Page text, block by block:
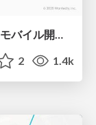
ウォンテッドリーの「ココロオドル」モバイル開発 / Wantedly's "kokoro odoru" mobile development
2 1.4k